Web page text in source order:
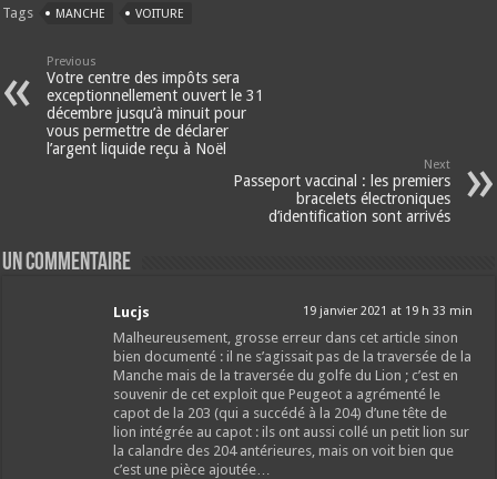
Tags MANCHE VOITURE
Previous
Votre centre des impôts sera
exceptionnellement ouvert le 31
décembre jusqu’à minuit pour
vous permettre de déclarer
l’argent liquide reçu à Noël
Next
Passeport vaccinal : les premiers
bracelets électroniques
d’identification sont arrivés
Un commentaire
Lucjs 19 janvier 2021 at 19 h 33 min
Malheureusement, grosse erreur dans cet article sinon
bien documenté : il ne s’agissait pas de la traversée de la
Manche mais de la traversée du golfe du Lion ; c’est en
souvenir de cet exploit que Peugeot a agrémenté le
capot de la 203 (qui a succédé à la 204) d’une tête de
lion intégrée au capot : ils ont aussi collé un petit lion sur
la calandre des 204 antérieures, mais on voit bien que
c’est une pièce ajoutée…